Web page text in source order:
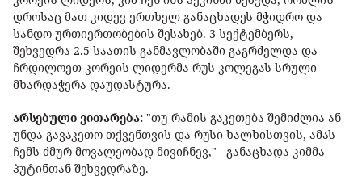
დროსაც მათ კიდევ ერთხელ განაცხადეს მჭიდრო და
სანდო ურთიერთობების შესახებ. 3 სექტემბერს,
შეხვედრა 2.5 საათის განმავლობაში გაგრძელდა და
ჩრდილოეთ კორეის ლიდერმა რუს კოლეგას სრული
მხარდაჭერა დაუდასტურა.
არსებული ვითარება: "თუ რამის გაკეთება შემიძლია ან
უნდა გავაკეთო თქვენთვის და რუსი ხალხისთვის, ამას
ჩემს ძმურ მოვალეობად მივიჩნევ," - განაცხადა კიმმა
პუტინთან შეხვედრაზე.